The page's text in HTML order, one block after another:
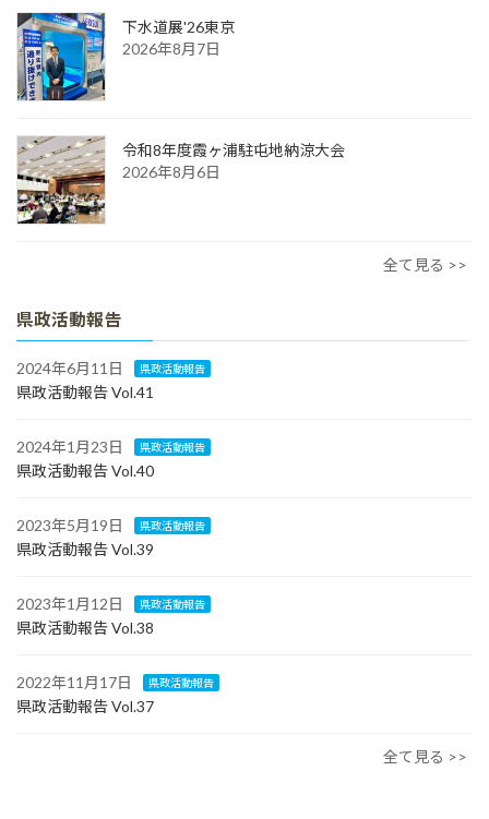
下水道展'26東京
2026年8月7日
令和8年度霞ヶ浦駐屯地納涼大会
2026年8月6日
全て見る >>
県政活動報告
2024年6月11日 県政活動報告
県政活動報告 Vol.41
2024年1月23日 県政活動報告
県政活動報告 Vol.40
2023年5月19日 県政活動報告
県政活動報告 Vol.39
2023年1月12日 県政活動報告
県政活動報告 Vol.38
2022年11月17日 県政活動報告
県政活動報告 Vol.37
全て見る >>